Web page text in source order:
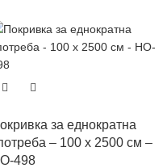
за еднократна
– 100 х 2500 см –
498